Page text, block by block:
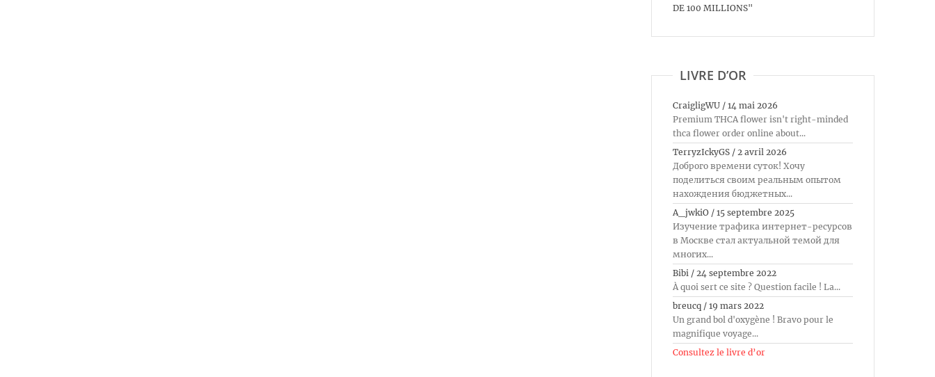
DE 100 MILLIONS"
LIVRE D’OR
CraigligWU / 14 mai 2026
Premium THCA flower isn't right-minded
thca flower order online about...
TerryzIckyGS / 2 avril 2026
Доброго времени суток! Хочу
поделиться своим реальным опытом
нахождения бюджетных...
A_jwkiO / 15 septembre 2025
Изучение трафика интернет-ресурсов
в Москве стал актуальной темой для
многих...
Bibi / 24 septembre 2022
À quoi sert ce site ? Question facile ! La...
breucq / 19 mars 2022
Un grand bol d'oxygène ! Bravo pour le
magnifique voyage...
Consultez le livre d’or